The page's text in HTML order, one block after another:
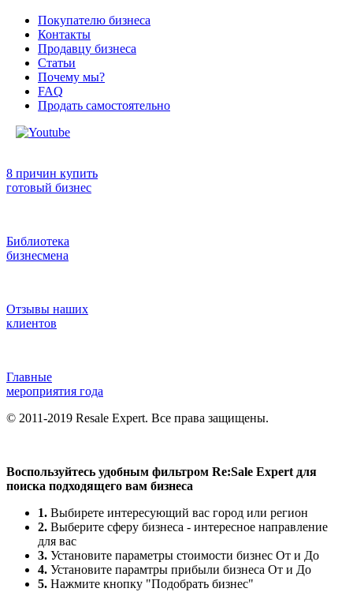
Покупателю бизнеса
Контакты
Продавцу бизнеса
Статьи
Почему мы?
FAQ
Продать самостоятельно
8 причин купить
готовый бизнес
Библиотека
бизнесмена
Отзывы наших
клиентов
Главные
мероприятия года
© 2011-2019 Resale Expert. Все права защищены.
Воспользуйтесь удобным фильтром Re:Sale Expert для
поиска подходящего вам бизнеса
1. Выбирете интересующий вас город или регион
2. Выберите сферу бизнеса - интересное направление
для вас
3. Установите параметры стоимости бизнес От и До
4. Установите парамтры прибыли бизнеса От и До
5. Нажмите кнопку "Подобрать бизнес"